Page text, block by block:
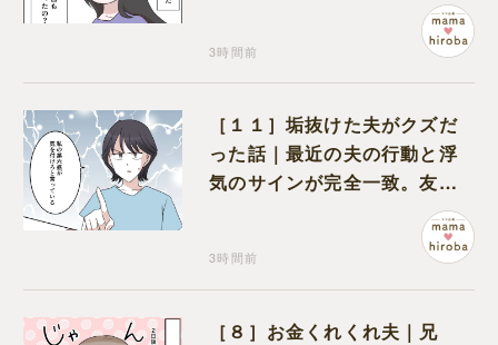
3時間前
［１１］垢抜けた夫がクズだ
った話｜最近の夫の行動と浮
気のサインが完全一致。友人
3時間前
［８］お金くれくれ夫｜兄